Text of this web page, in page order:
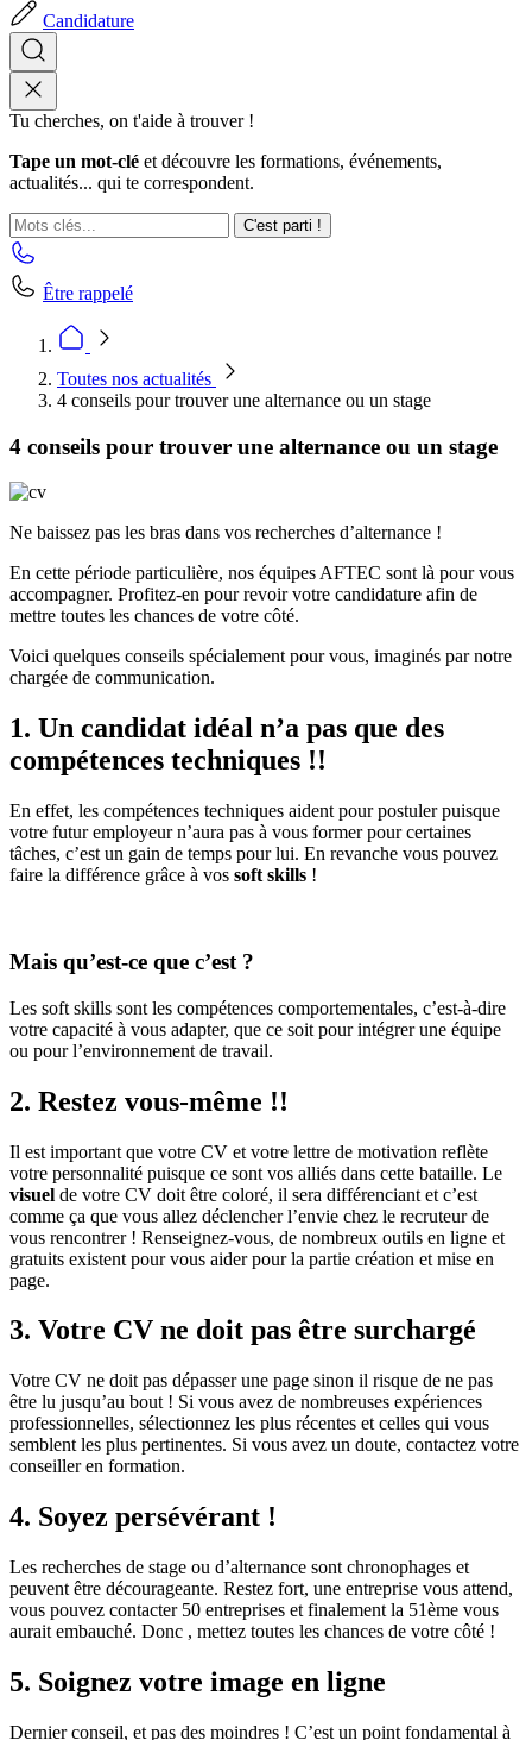
Candidature
Tu cherches, on t'aide à trouver !
Tape un mot-clé et découvre les formations, événements,
actualités... qui te correspondent.
C'est parti !
Être rappelé
Toutes nos actualités
4 conseils pour trouver une alternance ou un stage
4 conseils pour trouver une alternance ou un stage
Ne baissez pas les bras dans vos recherches d’alternance !
En cette période particulière, nos équipes AFTEC sont là pour vous
accompagner. Profitez-en pour revoir votre candidature afin de
mettre toutes les chances de votre côté.
Voici quelques conseils spécialement pour vous, imaginés par notre
chargée de communication.
1. Un candidat idéal n’a pas que des
compétences techniques !!
En effet, les compétences techniques aident pour postuler puisque
votre futur employeur n’aura pas à vous former pour certaines
tâches, c’est un gain de temps pour lui. En revanche vous pouvez
faire la différence grâce à vos soft skills !
Mais qu’est-ce que c’est ?
Les soft skills sont les compétences comportementales, c’est-à-dire
votre capacité à vous adapter, que ce soit pour intégrer une équipe
ou pour l’environnement de travail.
2. Restez vous-même !!
Il est important que votre CV et votre lettre de motivation reflète
votre personnalité puisque ce sont vos alliés dans cette bataille. Le
visuel de votre CV doit être coloré, il sera différenciant et c’est
comme ça que vous allez déclencher l’envie chez le recruteur de
vous rencontrer ! Renseignez-vous, de nombreux outils en ligne et
gratuits existent pour vous aider pour la partie création et mise en
page.
3. Votre CV ne doit pas être surchargé
Votre CV ne doit pas dépasser une page sinon il risque de ne pas
être lu jusqu’au bout ! Si vous avez de nombreuses expériences
professionnelles, sélectionnez les plus récentes et celles qui vous
semblent les plus pertinentes. Si vous avez un doute, contactez votre
conseiller en formation.
4. Soyez persévérant !
Les recherches de stage ou d’alternance sont chronophages et
peuvent être décourageante. Restez fort, une entreprise vous attend,
vous pouvez contacter 50 entreprises et finalement la 51ème vous
aurait embauché. Donc , mettez toutes les chances de votre côté !
5. Soignez votre image en ligne
Dernier conseil, et pas des moindres ! C’est un point fondamental à